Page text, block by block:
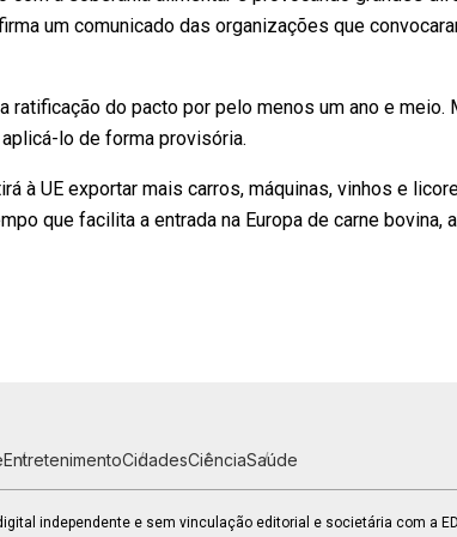
um comunicado das organizações que
ratificação do pacto por pelo menos um ano e meio.
lo de forma provisória.
à UE exportar mais carros, máquinas, vinhos e
que facilita a entrada na Europa de carne bovina,
EntretenimentoCidadesCiênciaSaúde
independente e sem vinculação editorial e societária com a